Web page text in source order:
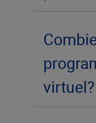
virtuel?